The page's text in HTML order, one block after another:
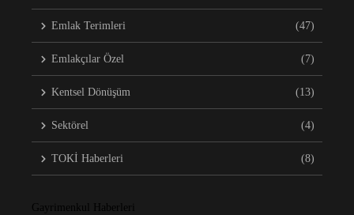
Emlak Terimleri (47)
Emlakçılar Özel (7)
Kentsel Dönüşüm (13)
Sektörel (4)
TOKİ Haberleri (8)
Gayrimenkul Haberleri